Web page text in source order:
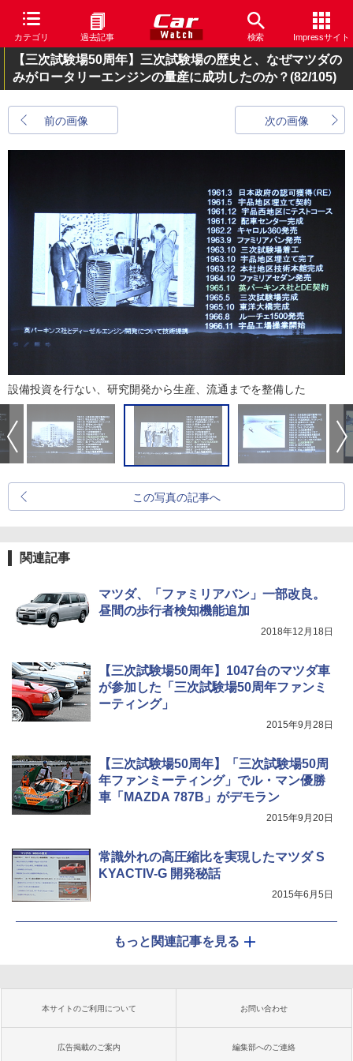
カテゴリ 過去記事 検索 Impressサイト
【三次試験場50周年】三次試験場の歴史と、なぜマツダの
みがロータリーエンジンの量産に成功したのか？(82/105)
前の画像 次の画像
設備投資を行ない、研究開発から生産、流通までを整備した
この写真の記事へ
関連記事
マツダ、「ファミリアバン」一部改良。
昼間の歩行者検知機能追加
2018年12月18日
【三次試験場50周年】1047台のマツダ車
が参加した「三次試験場50周年ファンミ
ーティング」
2015年9月28日
【三次試験場50周年】「三次試験場50周
年ファンミーティング」でル・マン優勝
車「MAZDA 787B」がデモラン
2015年9月20日
常識外れの高圧縮比を実現したマツダ S
KYACTIV-G 開発秘話
2015年6月5日
もっと関連記事を見る
本サイトのご利用について お問い合わせ
広告掲載のご案内 編集部へのご連絡